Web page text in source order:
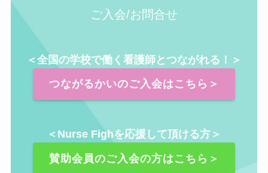
ご入会/お問合せ
＜全国の学校で働く看護師とつながれる！＞
つながるかいのご入会はこちら＞
＜Nurse Fighを応援して頂ける方＞
賛助会員のご入会の方はこちら＞